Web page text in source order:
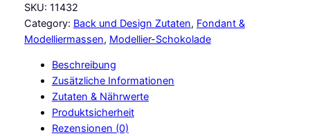
M
B
a
SKU: 11432
Category: Back und Design Zutaten, Fondant &
Modelliermassen, Modellier-Schokolade
Beschreibung
Zusätzliche Informationen
Zutaten & Nährwerte
Produktsicherheit
Rezensionen (0)